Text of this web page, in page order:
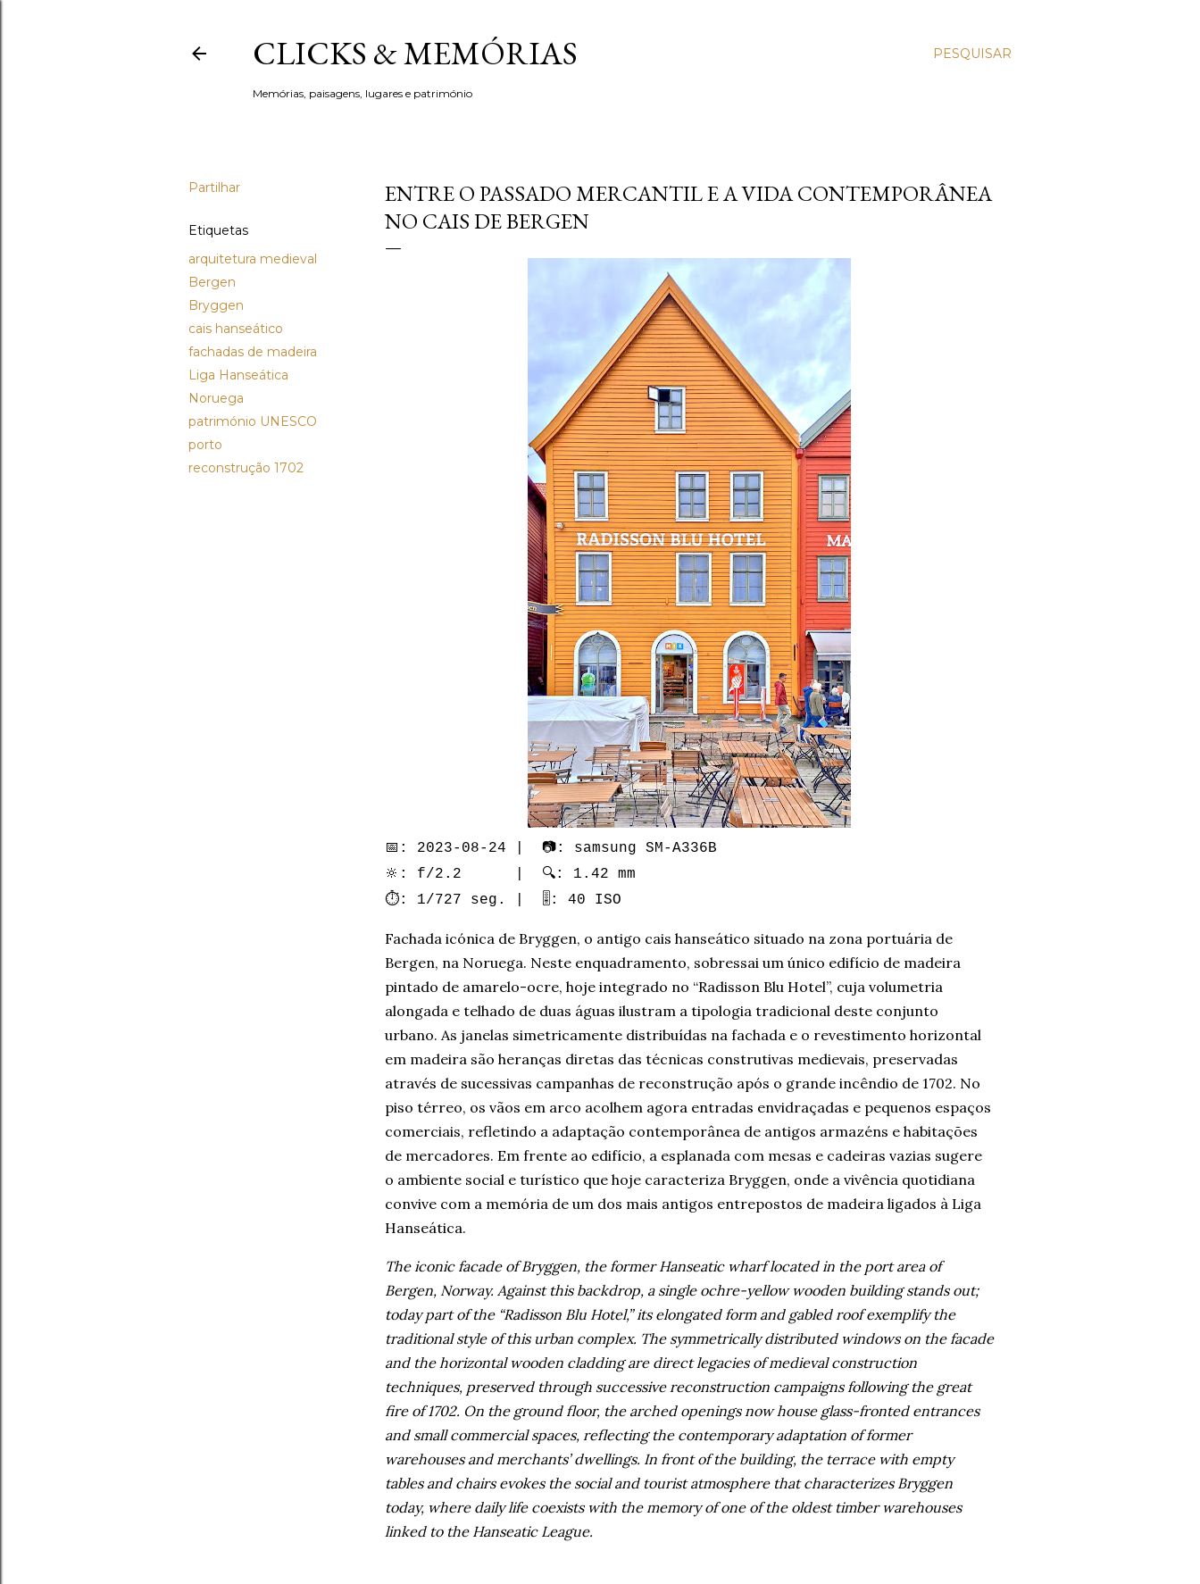
PESQUISAR
CLICKS & MEMÓRIAS
Memórias, paisagens, lugares e património
Partilhar
Etiquetas
arquitetura medieval
Bergen
Bryggen
cais hanseático
fachadas de madeira
Liga Hanseática
Noruega
património UNESCO
porto
reconstrução 1702
ENTRE O PASSADO MERCANTIL E A VIDA CONTEMPORÂNEA
NO CAIS DE BERGEN
📅: 2023-08-24 | 📷: samsung SM-A336B
🔆: f/2.2 | 🔍: 1.42 mm
⏱️: 1/727 seg. | 🎚️: 40 ISO
Fachada icónica de Bryggen, o antigo cais hanseático situado na zona portuária de
Bergen, na Noruega. Neste enquadramento, sobressai um único edifício de madeira
pintado de amarelo-ocre, hoje integrado no “Radisson Blu Hotel”, cuja volumetria
alongada e telhado de duas águas ilustram a tipologia tradicional deste conjunto
urbano. As janelas simetricamente distribuídas na fachada e o revestimento horizontal
em madeira são heranças diretas das técnicas construtivas medievais, preservadas
através de sucessivas campanhas de reconstrução após o grande incêndio de 1702. No
piso térreo, os vãos em arco acolhem agora entradas envidraçadas e pequenos espaços
comerciais, refletindo a adaptação contemporânea de antigos armazéns e habitações
de mercadores. Em frente ao edifício, a esplanada com mesas e cadeiras vazias sugere
o ambiente social e turístico que hoje caracteriza Bryggen, onde a vivência quotidiana
convive com a memória de um dos mais antigos entrepostos de madeira ligados à Liga
Hanseática.
The iconic facade of Bryggen, the former Hanseatic wharf located in the port area of
Bergen, Norway. Against this backdrop, a single ochre-yellow wooden building stands out;
today part of the “Radisson Blu Hotel,” its elongated form and gabled roof exemplify the
traditional style of this urban complex. The symmetrically distributed windows on the facade
and the horizontal wooden cladding are direct legacies of medieval construction
techniques, preserved through successive reconstruction campaigns following the great
fire of 1702. On the ground floor, the arched openings now house glass-fronted entrances
and small commercial spaces, reflecting the contemporary adaptation of former
warehouses and merchants’ dwellings. In front of the building, the terrace with empty
tables and chairs evokes the social and tourist atmosphere that characterizes Bryggen
today, where daily life coexists with the memory of one of the oldest timber warehouses
linked to the Hanseatic League.